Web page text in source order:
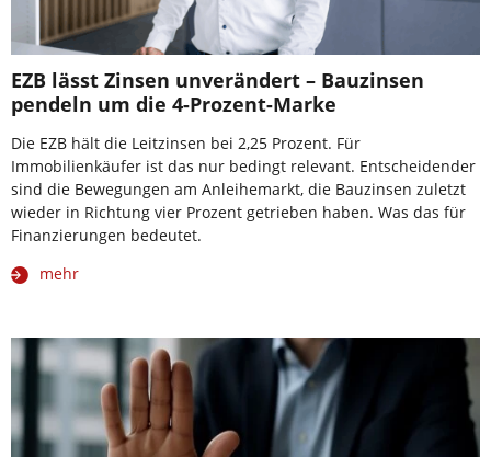
EZB lässt Zinsen unverändert – Bauzinsen
pendeln um die 4-Prozent-Marke
Die EZB hält die Leitzinsen bei 2,25 Prozent. Für
Immobilienkäufer ist das nur bedingt relevant. Entscheidender
sind die Bewegungen am Anleihemarkt, die Bauzinsen zuletzt
wieder in Richtung vier Prozent getrieben haben. Was das für
Finanzierungen bedeutet.
mehr